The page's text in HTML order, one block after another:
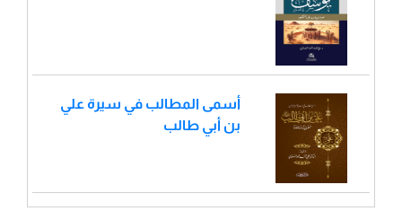
أسمى المطالب في سيرة علي
بن أبي طالب